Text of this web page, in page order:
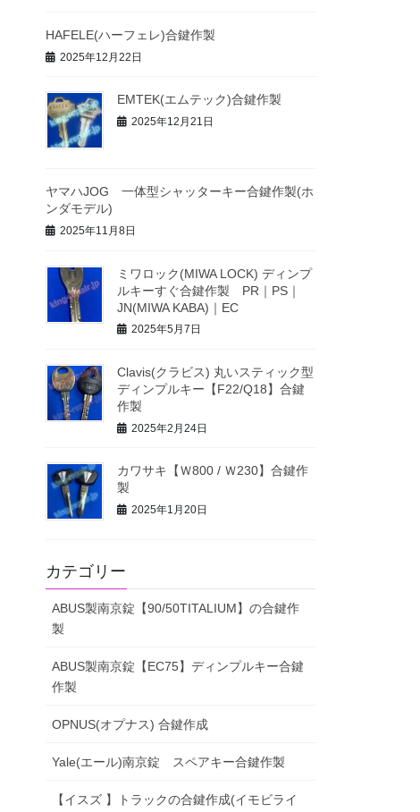
HAFELE(ハーフェレ)合鍵作製
2025年12月22日
EMTEK(エムテック)合鍵作製
2025年12月21日
ヤマハJOG 一体型シャッターキー合鍵作製(ホ
ンダモデル)
2025年11月8日
ミワロック(MIWA LOCK) ディンプ
ルキーすぐ合鍵作製 PR｜PS｜
JN(MIWA KABA)｜EC
2025年5月7日
Clavis(クラビス) 丸いスティック型
ディンプルキー【F22/Q18】合鍵
作製
2025年2月24日
カワサキ【Ｗ800 / Ｗ230】合鍵作
製
2025年1月20日
カテゴリー
ABUS製南京錠【90/50TITALIUM】の合鍵作
製
ABUS製南京錠【EC75】ディンプルキー合鍵
作製
OPNUS(オプナス) 合鍵作成
Yale(エール)南京錠 スペアキー合鍵作製
【イスズ 】トラックの合鍵作成(イモビライ